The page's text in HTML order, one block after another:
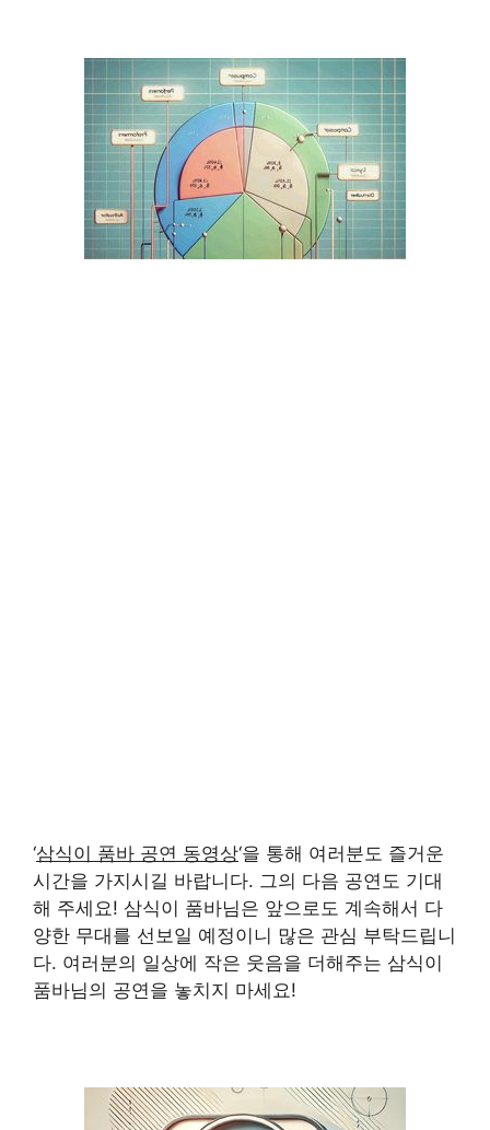
‘삼식이 품바 공연 동영상‘을 통해 여러분도 즐거운
시간을 가지시길 바랍니다. 그의 다음 공연도 기대
해 주세요! 삼식이 품바님은 앞으로도 계속해서 다
양한 무대를 선보일 예정이니 많은 관심 부탁드립니
다. 여러분의 일상에 작은 웃음을 더해주는 삼식이
품바님의 공연을 놓치지 마세요!